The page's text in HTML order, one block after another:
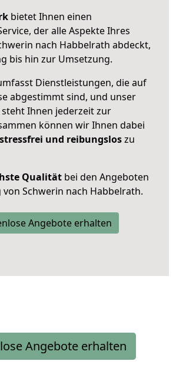
bietet Ihnen einen
der alle Aspekte Ihres
nach Habbelrath abdeckt,
bis hin zur Umsetzung.
Dienstleistungen, die auf
abgestimmt sind, und unser
Ihnen jederzeit zur
können wir Ihnen dabei
stressfrei und reibungsloszu
Qualität bei den Angeboten
Schwerin nach Habbelrath.
Angebote erhalten
Angebote erhalten